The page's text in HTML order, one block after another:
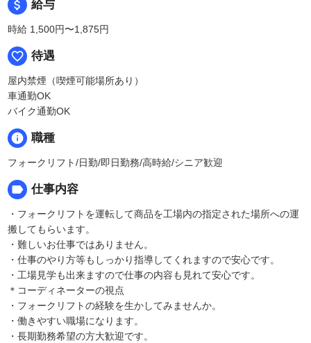
attach_money 給与
時給 1,500円〜1,875円
favorite_border 待遇
屋内禁煙（喫煙可能場所あり）
車通勤OK
バイク通勤OK
info 職種
フォークリフト/日勤/即日勤務/高時給/シニア歓迎
label 仕事内容
・フォークリフトを運転して商品を工場内の指定された場所への運
搬してもらいます。
・難しいお仕事ではありません。
・仕事のやり方等もしっかり指導してくれますので安心です。
・工場見学も出来ますので仕事の内容も見れて安心です。
＊コーディネーターの視点
・フォークリフトの経験を生かしてみませんか。
・働きやすい職場になります。
・長期勤務希望の方大歓迎です。